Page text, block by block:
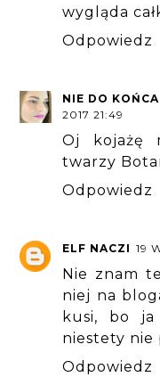
wygląda
Odpowiedz
NIE DO
2017 21:49
Oj kojażę
twarzy
Odpowiedz
ELF NACZI 19
Nie znam
niej na
kusi, bo ja
niestety nie
Odpowiedz